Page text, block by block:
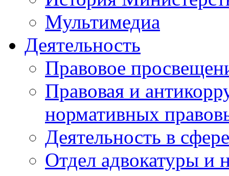
Мультимедиа
Деятельность
Правовое
Правовая и
нормативных
Деятельность в
Отдел адвокатуры и